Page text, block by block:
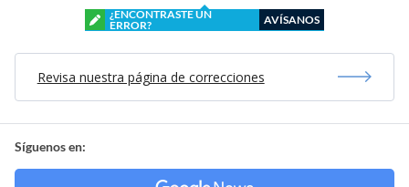
¿ENCONTRASTE UN
ERROR?
AVÍSANOS
Revisa nuestra página de correcciones
Síguenos en: